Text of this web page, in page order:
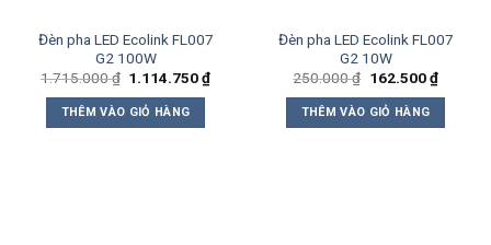
Đèn pha LED Ecolink FL007
G2 100W
1.715.000₫ Giá
là:
1.715.000 ₫.
1.114.750₫Giá
1.114.750 ₫.
THÊM VÀO GIỎ HÀNG
Đèn pha LED Ecolink FL007
G2 10W
250.000₫ Giá
là:
250.000 ₫.
162.500₫Giá
hiện
THÊM VÀO GIỎ HÀNG